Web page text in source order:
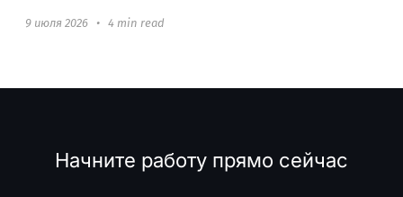
9 июля 2026 • 4 min read
Начните работу прямо сейчас